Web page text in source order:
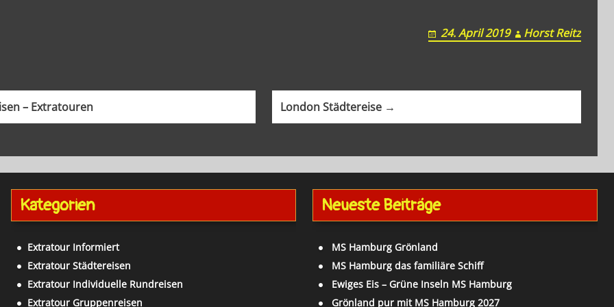
24. April 2019 Horst Reitz
London Städtereise →
– Extratouren
Kategorien
Extratour Informiert
Extratour Städtereisen
Extratour Individuelle Rundreisen
Extratour Gruppenreisen
Neueste Beiträge
MS Hamburg Grönland
MS Hamburg das familiäre Schiff
Ewiges Eis – Grüne Inseln MS Hamburg
Grönland pur mit MS Hamburg 2027